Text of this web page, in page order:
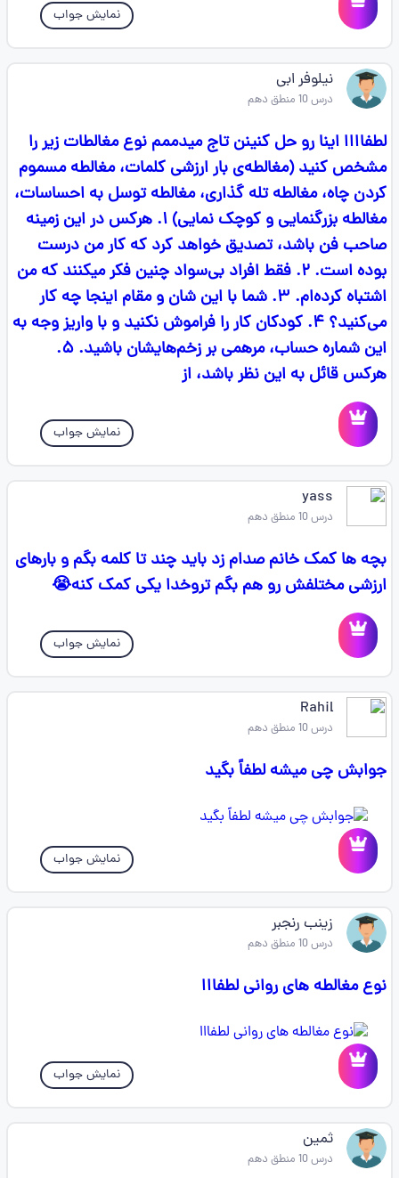
نمایش جواب
نیلوفر ابی
درس 10 منطق دهم
لطفاااا اینا رو حل کنینن تاج میدممم نوع مغالطات زیر را
مشخص کنید (مغالطه‌ی بار ارزشی کلمات، مغالطه مسموم
کردن چاه، مغالطه تله گذاری، مغالطه توسل به احساسات،
مغالطه بزرگنمایی و کوچک نمایی) ۱. هرکس در این زمینه
صاحب فن باشد، تصدیق خواهد کرد که کار من درست
بوده است. ۲. فقط افراد بی‌سواد چنین فکر میکنند که من
اشتباه کرده‌ام. ۳. شما با این شان و مقام اینجا چه کار
می‌کنید؟ ۴. کودکان کار را فراموش نکنید و با واریز وجه به
این شماره حساب، مرهمی بر زخم‌هایشان باشید. ۵.
هرکس قائل به این نظر باشد، از
نمایش جواب
yass
درس 10 منطق دهم
بچه ها کمک خانم صدام زد باید چند تا کلمه بگم و بارهای
ارزشی مختلفش رو هم بگم تروخدا یکی کمک کنه😭
نمایش جواب
Rahil
درس 10 منطق دهم
جوابش چی میشه لطفاً بگید
نمایش جواب
زینب رنجبر
درس 10 منطق دهم
نوع مغالطه های روانی لطفااا
نمایش جواب
ثمین
درس 10 منطق دهم